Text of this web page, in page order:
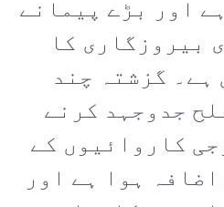
اور بڑے پیمانے
بیروزگاری کا
ہے۔ گزشتہ چند
جدوجہد کرنے
کاروائیوں کے
ہوا ہے اور